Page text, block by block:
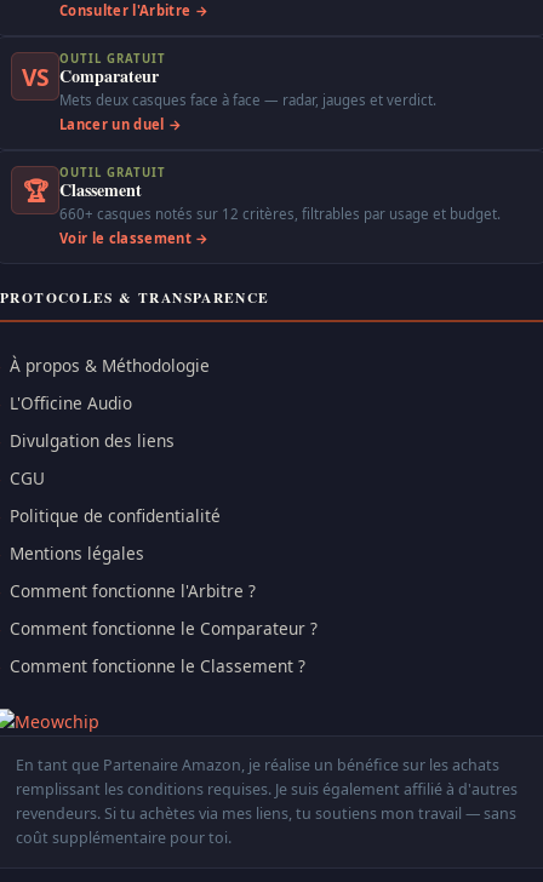
Consulter l'Arbitre →
VS
OUTIL GRATUIT
Comparateur
Mets deux casques face à face — radar, jauges et verdict.
Lancer un duel →
🏆
OUTIL GRATUIT
Classement
660+ casques notés sur 12 critères, filtrables par usage et budget.
Voir le classement →
PROTOCOLES & TRANSPARENCE
À propos & Méthodologie
L'Officine Audio
Divulgation des liens
CGU
Politique de confidentialité
Mentions légales
Comment fonctionne l'Arbitre ?
Comment fonctionne le Comparateur ?
Comment fonctionne le Classement ?
En tant que Partenaire Amazon, je réalise un bénéfice sur les achats
remplissant les conditions requises. Je suis également affilié à d'autres
revendeurs. Si tu achètes via mes liens, tu soutiens mon travail — sans
coût supplémentaire pour toi.